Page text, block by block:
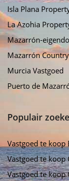
Isla Plana
La Azohia
Mazarrón-
Mazarrón
Murcia Vastgoed
Puerto de
Populair
Vastgoed te koop
Vastgoed te koop
Vastgoed te koop